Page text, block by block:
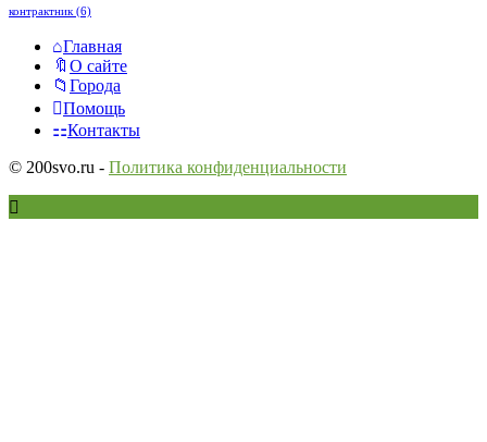
контрактник (6)
Исследовать
Главная
О сайте
Города
Помощь
Контакты
© 200svo.ru - Политика конфиденциальности